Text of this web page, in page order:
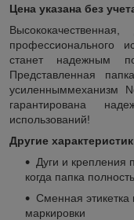
Цена указана без
Высококачественная,
профессионального
станет надежным
Представленная
усиленныммеханизм
гарантирована
использований!
Другие
Дуги и крепления
когда папка
Сменная
маркировки